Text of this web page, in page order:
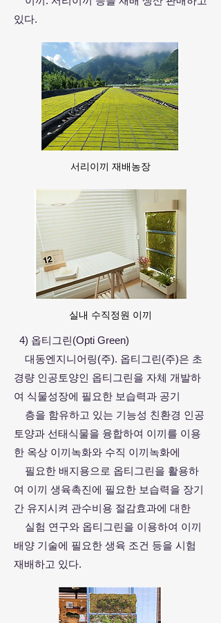
있다.
서리이끼 재배농장
실내 수직정원 이끼
4) 옵티그린(Opti Green)
대동엔지니어링(주). 옵티그린(주)은 초
경량 인공토양인 옵티그린을 자체 개발하
여 식물성장에 필요한 보습력과 공기
층을 함유하고 있는 기능성 친환경 인공
토양과 선태식물을 융합하여 이끼를 이용
한 옥상 이끼녹화와 수직 이끼녹화에
필요한 배지용으로 옵티그린을 활용하
여 이끼 생육촉진에 필요한 보습력을 장기
간 유지시켜 관수비용 절감효과에 대한
실험 연구와 옵티그린을 이용하여 이끼
배양 기술에 필요한 생육 조건 등을 시험
재배하고 있다.